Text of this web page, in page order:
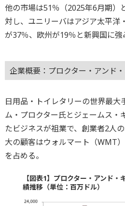
他の市場は51％（2025年6月期）
対し、ユニリーバはアジア太平洋
が37％、欧州が19％と新興国に強
企業概要：プロクター・アンド
日用品・トイレタリーの世界最大
ム・プロクター氏とジェームス・
たビジネスが祖業で、創業者2人
大の顧客はウォルマート（WMT
を占める。
【図表1】プロクター・アンド・
績推移（単位：百万ドル）